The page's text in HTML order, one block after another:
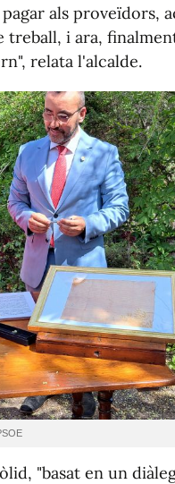
als proveïdors,
treball, i ara,
relata l'alcalde.
"basat en un